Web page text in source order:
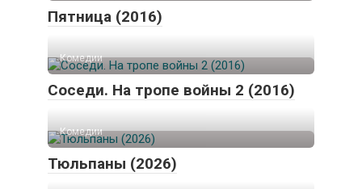
Пятница (2016)
Комедии
Соседи. На тропе войны 2 (2016)
Комедии
Тюльпаны (2026)